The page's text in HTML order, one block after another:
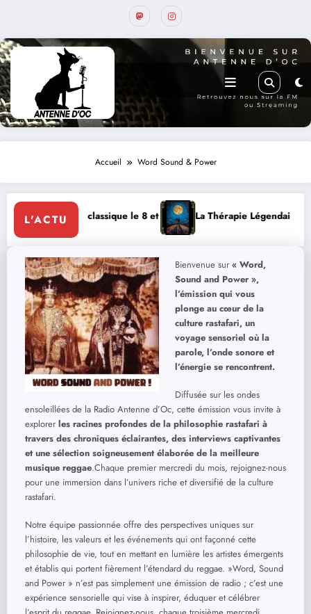
Accueil Word Sound & Power
L'ACTU
le 8 et 9 août La Thérapie Légendaire dimanche 9 à Prayssac
Bienvenue sur« Word,
Sound and Power »,
l’émission qui vous
plonge au cœur de la
culture rastafari, un
voyage sensoriel où la
parole, l’onde sonore et
l’énergie se rencontrent.
Diffusée sur les ondes
ensoleillées de la Radio Antenne d’Oc, cette émission vous invite à
explorerles racines profondes de la philosophie rastafari à
travers des chroniques éclairantes, des interviews captivantes
et une sélection soigneusement élaborée de la meilleure
musique reggae.Chaque premier mercredi du mois, rejoignez-nous
pour une immersion dans l’univers riche et diversifié de la culture
rastafari.
Notre équipe passionnée offre des perspectives uniques sur
l’histoire, les valeurs et les événements qui ont façonné cette
philosophie de vie, tout en mettant en lumière les artistes émergents
et établis qui portent fièrement l’étendard du reggae. »Word, Sound
and Power » n’est pas simplement une émission de radio ; c’est une
expérience sensorielle qui vise à inspirer, éduquer et célébrer